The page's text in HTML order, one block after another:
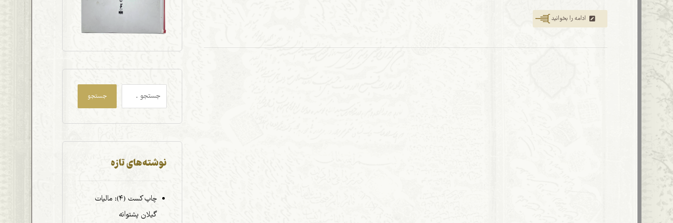
ادامه را بخوانید
جستجو
نوشته‌های تازه
چاپ کست (۴): مالیات
گیلان پشتوانه